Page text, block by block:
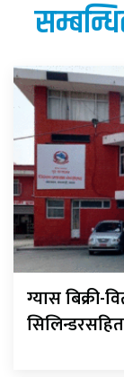
ग्यास बिक्री-